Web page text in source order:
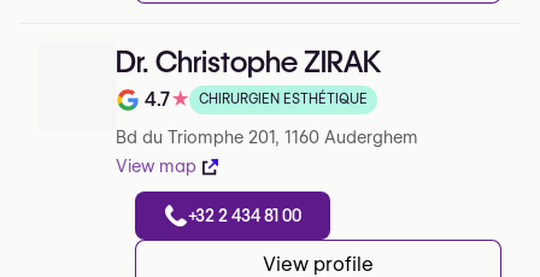
Dr. Christophe ZIRAK
Note de 4.7 sur 5 sur Google
4.7★ CHIRURGIEN ESTHÉTIQUE
Bd du Triomphe 201, 1160 Auderghem
View map
+32 2 434 81 00
View profile